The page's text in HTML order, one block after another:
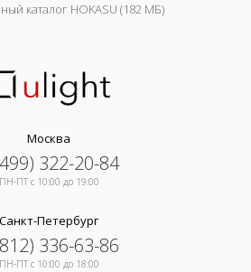
каталог HOKASU (182 МБ)
Москва
322-20-84
ПН-ПТ c 10:00 до 19:00
Санкт-Петербург
336-63-86
ПН-ПТ c 10:00 до 18:00